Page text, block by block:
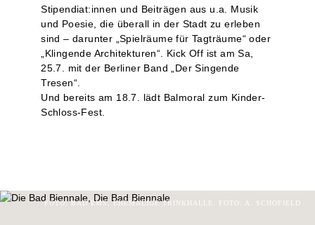
Stipendiat:innen und Beiträgen aus u.a. Musik
und Poesie, die überall in der Stadt zu erleben
sind – darunter „Spielräume für Tagträume“ oder
„Klingende Architekturen“. Kick Off ist am Sa,
25.7. mit der Berliner Band „Der Singende
Tresen“.
Und bereits am 18.7. lädt Balmoral zum Kinder-
Schloss-Fest.
FOTO: BAD EMS, EHEMALIGE TRINKHALLE. FOTO: A. SCHOFIELD